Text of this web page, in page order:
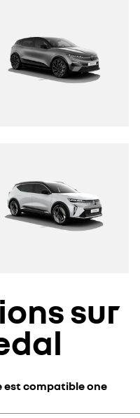
sur
est compatible one